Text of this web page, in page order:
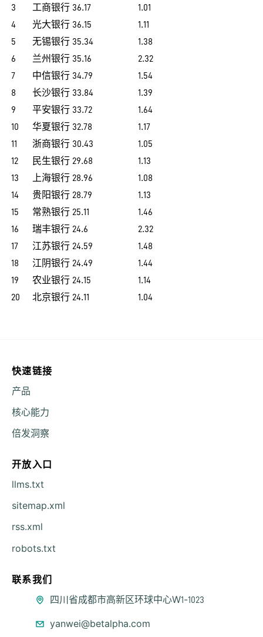
3
工商银行 36.17
1.01
4
光大银行 36.15
1.11
5
无锡银行 35.34
1.38
6
兰州银行 35.16
2.32
7
中信银行 34.79
1.54
8
长沙银行 33.84
1.39
9
平安银行 33.72
1.64
10
华夏银行 32.78
1.17
11
浙商银行 30.43
1.05
12
民生银行 29.68
1.13
13
上海银行 28.96
1.08
14
贵阳银行 28.79
1.13
15
常熟银行 25.11
1.46
16
瑞丰银行 24.6
2.32
17
江苏银行 24.59
1.48
18
江阴银行 24.49
1.44
19
农业银行 24.15
1.14
20
北京银行 24.11 1.04
快速链接
产品
核心能力
倍发洞察
开放入口
llms.txt
sitemap.xml
rss.xml
robots.txt
联系我们
公司地址
四川省成都市高新区环球中心W1-1023
联系邮箱
yanwei@betalpha.com